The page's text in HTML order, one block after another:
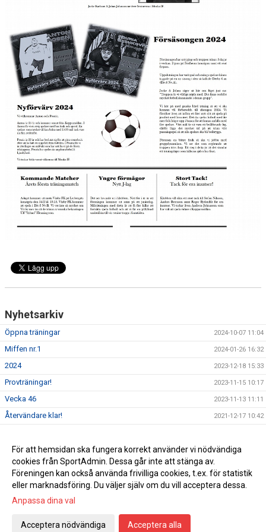
MATCHER
Nyhetsarkiv
Öppna träningar 2024-10-07 11:04
Miffen nr.1 2024-01-26 16:32
2024 2023-12-18 15:33
Provträningar! 2023-11-15 10:17
Vecka 46 2023-11-13 11:11
Återvändare klar! 2021-12-17 10:42
Guldhattar och firande! 2020-10-05 07:04
Seriesegrare! 2020-09-26 18:11
Gå till Webbversion
För att hemsidan ska fungera korrekt använder vi nödvändiga
cookies från SportAdmin. Dessa går inte att stänga av.
Föreningen kan också använda frivilliga cookies, t.ex. för statistik
eller marknadsföring. Du väljer själv om du vill acceptera dessa.
Anpassa dina val
Acceptera nödvändiga Acceptera alla